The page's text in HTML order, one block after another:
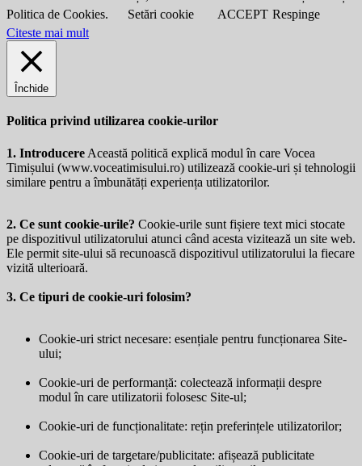
Politica de Cookies.
Setări cookie ACCEPT Respinge
Citeste mai mult
Închide
Politica privind utilizarea cookie-urilor
1. Introducere Această politică explică modul în care Vocea
Timișului (www.voceatimisului.ro) utilizează cookie-uri și tehnologii
similare pentru a îmbunătăți experiența utilizatorilor.
2. Ce sunt cookie-urile? Cookie-urile sunt fișiere text mici stocate
pe dispozitivul utilizatorului atunci când acesta vizitează un site web.
Ele permit site-ului să recunoască dispozitivul utilizatorului la fiecare
vizită ulterioară.
3. Ce tipuri de cookie-uri folosim?
Cookie-uri strict necesare: esențiale pentru funcționarea Site-
ului;
Cookie-uri de performanță: colectează informații despre
modul în care utilizatorii folosesc Site-ul;
Cookie-uri de funcționalitate: rețin preferințele utilizatorilor;
Cookie-uri de targetare/publicitate: afișează publicitate